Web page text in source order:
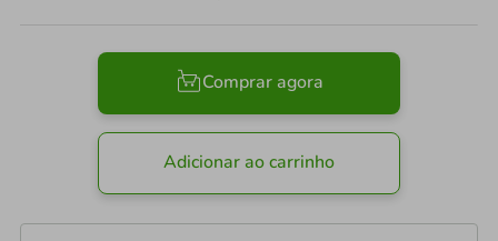
Comprar agora
Adicionar ao carrinho